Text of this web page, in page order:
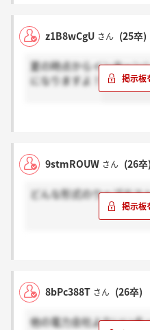
z1B8wCgU さん (25卒)
夏の時点からインターン
になりますよ！
9stmROUW さん (26卒)
どんな形式のウェブテス
8bPc388T さん (26卒)
他の電力会社よりいい点